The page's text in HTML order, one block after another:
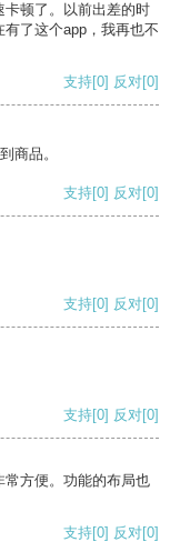
顿了。以前出差的时
了这个app，我再也不
支持[0] 反对[0]
商品。
支持[0] 反对[0]
支持[0] 反对[0]
支持[0] 反对[0]
方便。功能的布局也
支持[0] 反对[0]